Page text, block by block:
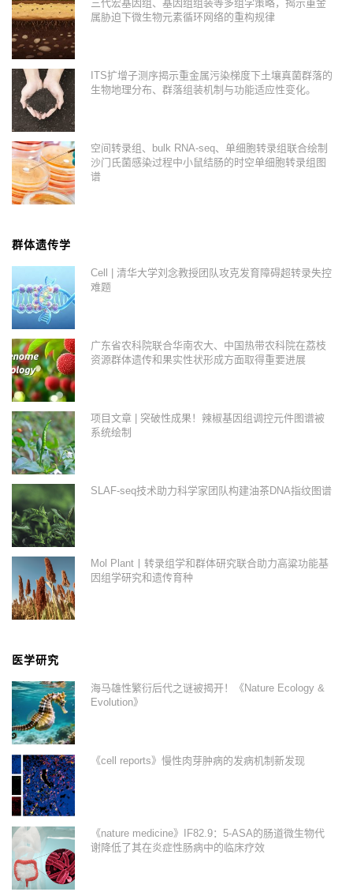
三代宏基因组、基因组组装等多组学策略，揭示重金
属胁迫下微生物元素循环网络的重构规律
ITS扩增子测序揭示重金属污染梯度下土壤真菌群落的
生物地理分布、群落组装机制与功能适应性变化。
空间转录组、bulk RNA-seq、单细胞转录组联合绘制
沙门氏菌感染过程中小鼠结肠的时空单细胞转录组图
谱
群体遗传学
Cell | 清华大学刘念教授团队攻克发育障碍超转录失控
难题
广东省农科院联合华南农大、中国热带农科院在荔枝
资源群体遗传和果实性状形成方面取得重要进展
项目文章 | 突破性成果！辣椒基因组调控元件图谱被
系统绘制
SLAF-seq技术助力科学家团队构建油茶DNA指纹图谱
Mol Plant丨转录组学和群体研究联合助力高粱功能基
因组学研究和遗传育种
医学研究
海马雄性繁衍后代之谜被揭开！《Nature Ecology &
Evolution》
《cell reports》慢性肉芽肿病的发病机制新发现
《nature medicine》IF82.9：5-ASA的肠道微生物代
谢降低了其在炎症性肠病中的临床疗效